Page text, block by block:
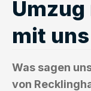
mit uns
Was sagen
von